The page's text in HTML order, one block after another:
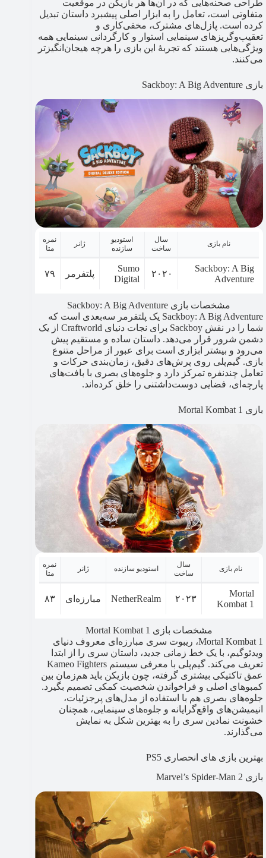
طراحی صحنه‌هایی که در آن‌ها هر بازیکن در موقعیت
متفاوتی است، تعامل را به ابزار اصلی پیشبرد داستان تبدیل
کرده است. پازل‌های مشترک، مخفی‌کاری و
تعقیب‌وگریزهای سینمایی استوار و کارگردانی سینمایی همه
ویژگی‌هایی هستند که تجربۀ این بازی را هرچه هیجان‌انگیزتر
می‌کنند.
بازی Sackboy: A Big Adventure
نام بازی
سال
ساخت
استودیو
سازنده
ژانر
نمره
متا
Sackboy: A Big
Adventure
۲۰۲۰
Sumo
Digital
پلتفرمر ۷۹
مشخصات بازی Sackboy: A Big Adventure
Sackboy: A Big Adventure یک پلتفرمر سه‌بعدی است که
شما را در نقش Sackboy برای نجات دنیای Craftworld از یک
دشمن شرور قرار می‌دهد. داستان ساده و مستقیم پیش
می‌رود و بیشتر ابزاری است برای عبور از مراحل متنوع
بازی. گیم‌پلی روی پرش‌های دقیق، زمان‌بندی حرکات و
تعامل چندنفره تمرکز دارد و جلوه‌های بصری با بافت‌های
پارچه‌ای، فضایی دوست‌داشتنی را خلق کرده‌اند.
بازی Mortal Kombat 1
نام بازی
سال
ساخت
استودیو سازنده ژانر
نمره
متا
Mortal
Kombat 1
۲۰۲۳ NetherRealm مبارزه‌ای ۸۳
مشخصات بازی Mortal Kombat 1
Mortal Kombat 1، ریبوت سری مبارزه‌ای معروف دنیای
ویدئوگیم، با یک خط زمانی جدید، داستان سری را از ابتدا
تعریف می‌کند. گیم‌پلی با معرفی سیستم Kameo Fighters
عمق تاکتیکی بیشتری گرفته، چون بازیکن باید هم‌زمان بین
کمبوهای اصلی و فراخواندن شخصیت کمکی تصمیم بگیرد.
جلوه‌های بصری هم با استفاده از مدل‌های پرجزئیات،
انیمیشن‌های واقع‌گرایانه و جلوه‌های سینمایی، همچنان
خشونت نمادین سری را به بهترین شکل به نمایش
می‌گذارند.
بهترین بازی های انحصاری PS5
بازی Marvel’s Spider-Man 2